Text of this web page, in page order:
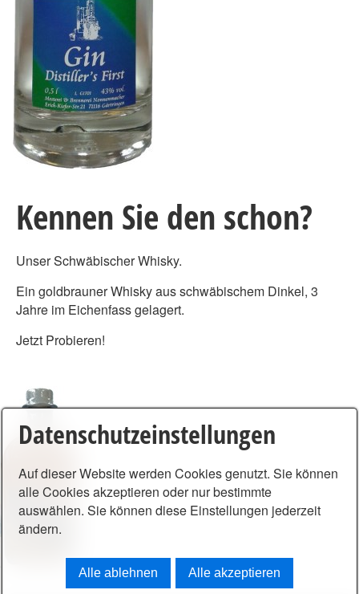
Kennen Sie den schon?
Unser Schwäbischer Whisky.
Ein goldbrauner Whisky aus schwäbischem Dinkel, 3
Jahre im Eichenfass gelagert.
Jetzt Probieren!
Datenschutzeinstellungen
Auf dieser Website werden Cookies genutzt. Sie können
alle Cookies akzeptieren oder nur bestimmte
auswählen. Sie können diese Einstellungen jederzeit
ändern.
Alle ablehnen Alle akzeptieren